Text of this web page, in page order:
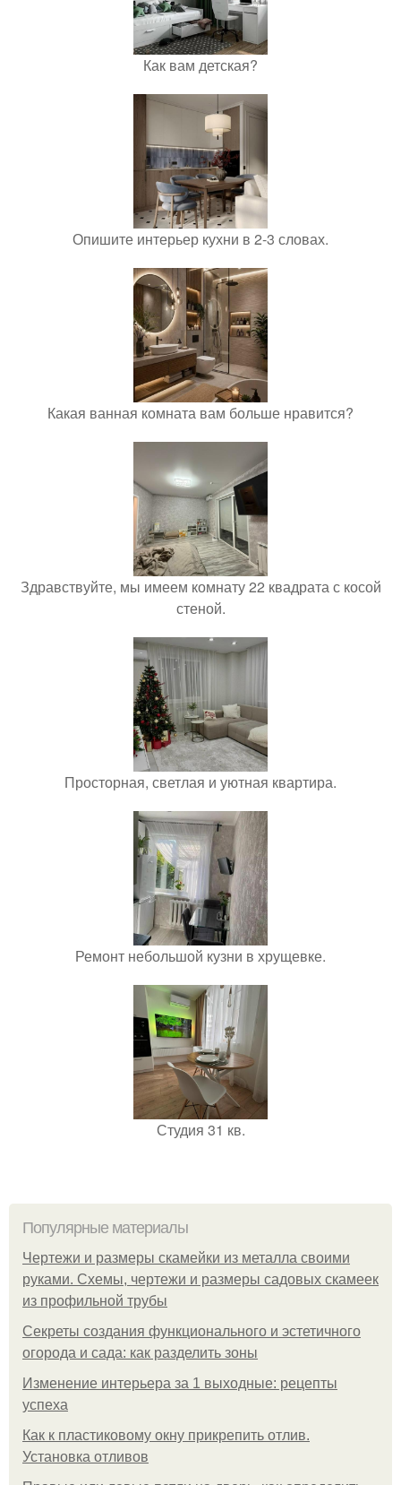
Как вам детская?
Опишите интерьер кухни в 2-3 словах.
Какая ванная комната вам больше нравится?
Здравствуйте, мы имеем комнату 22 квадрата с косой
стеной.
Просторная, светлая и уютная квартира.
Ремонт небольшой кузни в хрущевке.
Студия 31 кв.
Популярные материалы
Чертежи и размеры скамейки из металла своими
руками. Схемы, чертежи и размеры садовых скамеек
из профильной трубы
Секреты создания функционального и эстетичного
огорода и сада: как разделить зоны
Изменение интерьера за 1 выходные: рецепты
успеха
Как к пластиковому окну прикрепить отлив.
Установка отливов